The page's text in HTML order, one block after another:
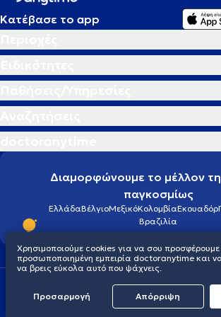
Κατέβασε το app
Διαμορφώνουμε το μέλλον
παγκοσμίως
ΕλλάδαΒέλγιοΜεξικόΚολομβίαΕκουαδόρ
Βραζιλία
Πολιτική προστασίας
© 2026 doctoranytime
Χρησιμοποιούμε cookies για να σου
προσωποποιημένη εμπειρία doctoranytime και
να βρεις εύκολα αυτό που ψάχνεις.
Προσαρμογή Απόρριψη